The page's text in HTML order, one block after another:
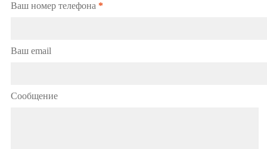
Ваш номер телефона *
Ваш email
Сообщение